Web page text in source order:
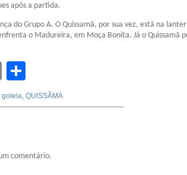
após a partida.
do Grupo A. O Quissamã, por sua vez, está na
o Madureira, em Moça Bonita. Já o Quissamã
Print
goleia QUISSÃMA
comentário.